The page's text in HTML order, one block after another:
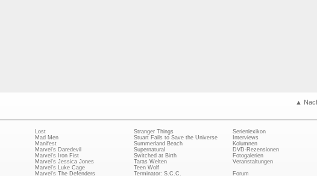
▲
Lost
Mad Men
Manifest
Marvel's Daredevil
Marvel's Iron Fist
Marvel's Jessica Jones
Marvel's Luke Cage
Marvel's The Defenders
Stranger Things
Stuart Fails to Save the Universe
Summerland Beach
Supernatural
Switched at Birth
Taras Welten
Teen Wolf
Terminator: S.C.C.
Serienlexikon
Interviews
Kolumnen
DVD-Rezensionen
Fotogalerien
Veranstaltungen
Forum